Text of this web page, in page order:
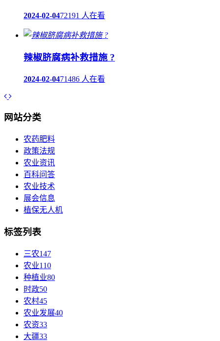
2024-02-0472191 人在看
辣椒脐腐病补救措施 ?
2024-02-0471486 人在看
网站分类
农药肥料
政策法规
农业资讯
百科问答
农业技术
展会信息
植保无人机
标签列表
三农147
农业110
种植业80
时政50
农村45
农业发展40
农资33
大疆33